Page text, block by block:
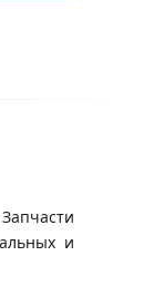
и